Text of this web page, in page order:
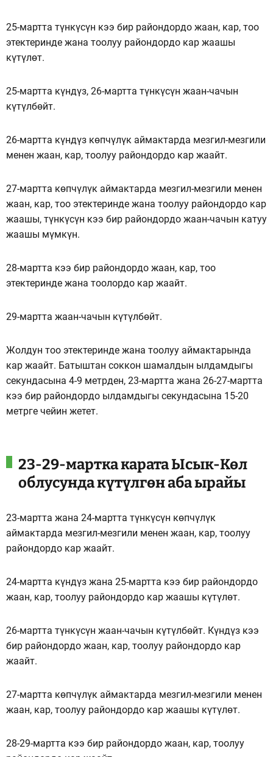
25-мартта түнкүсүн кээ бир райондордо жаан, кар, тоо
этектеринде жана тоолуу райондордо кар жаашы
күтүлөт.
25-мартта күндүз, 26-мартта түнкүсүн жаан-чачын
күтүлбөйт.
26-мартта күндүз көпчүлүк аймактарда мезгил-мезгили
менен жаан, кар, тоолуу райондордо кар жаайт.
27-мартта көпчүлүк аймактарда мезгил-мезгили менен
жаан, кар, тоо этектеринде жана тоолуу райондордо кар
жаашы, түнкүсүн кээ бир райондордо жаан-чачын катуу
жаашы мүмкүн.
28-мартта кээ бир райондордо жаан, кар, тоо
этектеринде жана тоолордо кар жаайт.
29-мартта жаан-чачын күтүлбөйт.
Жолдун тоо этектеринде жана тоолуу аймактарында
кар жаайт. Батыштан соккон шамалдын ылдамдыгы
секундасына 4-9 метрден, 23-мартта жана 26-27-мартта
кээ бир райондордо ылдамдыгы секундасына 15-20
метрге чейин жетет.
23-29-мартка карата Ысык-Көл
облусунда күтүлгөн аба ырайы
23-мартта жана 24-мартта түнкүсүн көпчүлүк
аймактарда мезгил-мезгили менен жаан, кар, тоолуу
райондордо кар жаайт.
24-мартта күндүз жана 25-мартта кээ бир райондордо
жаан, кар, тоолуу райондордо кар жаашы күтүлөт.
26-мартта түнкүсүн жаан-чачын күтүлбөйт. Күндүз кээ
бир райондордо жаан, кар, тоолуу райондордо кар
жаайт.
27-мартта көпчүлүк аймактарда мезгил-мезгили менен
жаан, кар, тоолуу райондордо кар жаашы күтүлөт.
28-29-мартта кээ бир райондордо жаан, кар, тоолуу